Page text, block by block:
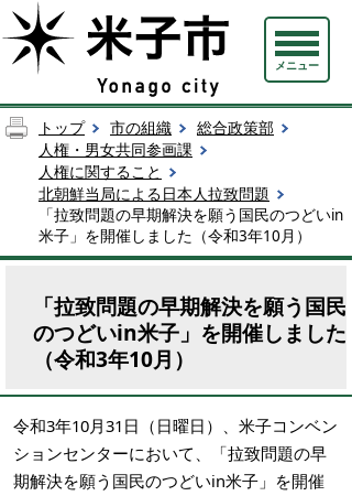
メニュー
トップ 市の組織
総合政策部
人権・男女共同参画課
人権に関すること
北朝鮮当局による日本人拉致問題
「拉致問題の早期解決を願う国民のつどいin
米子」を開催しました（令和3年10月）
「拉致問題の早期解決を願う国民
のつどいin米子」を開催しました
（令和3年10月）
令和3年10月31日（日曜日）、米子コンベン
ションセンターにおいて、「拉致問題の早
期解決を願う国民のつどいin米子」を開催